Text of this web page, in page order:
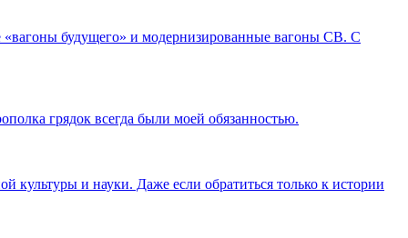
будущего» и модернизированные вагоны СВ. С
грядок всегда были моей обязанностью.
культуры и науки. Даже если обратиться только к истории